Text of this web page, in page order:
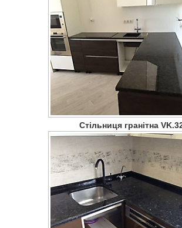
Стільниця гранітна